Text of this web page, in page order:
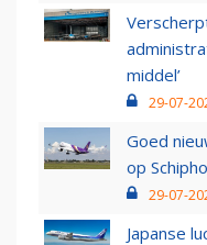
middel’
29-07-
Goed
op
29-07-
Japanse